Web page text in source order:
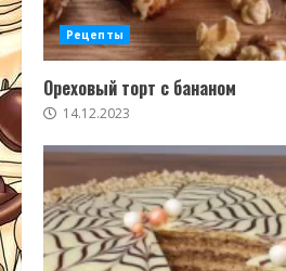
Рецепты
Ореховый торт с бананом
14.12.2023